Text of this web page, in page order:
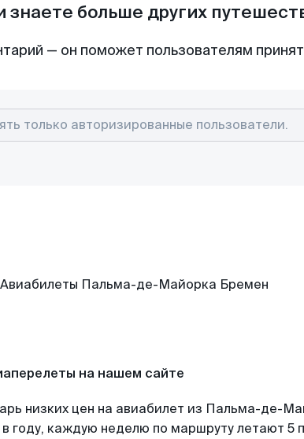
знаете больше других
— он поможет пользователям
на нашем сайте
низких цен на авиабилет из Пальма-де-
году, каждую неделю по маршруту летают 5